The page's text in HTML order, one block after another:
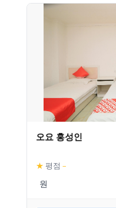
오요 홍성인
★ 평점 –